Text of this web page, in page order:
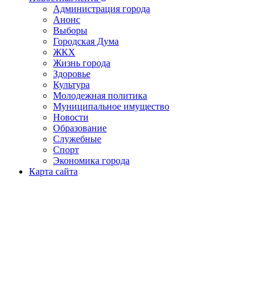
Администрация города
Анонс
Выборы
Городская Дума
ЖКХ
Жизнь города
Здоровье
Культура
Молодежная политика
Муниципальное имущество
Новости
Образование
Служебные
Спорт
Экономика города
Карта сайта